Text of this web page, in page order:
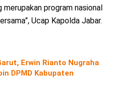
merupakan program nasional
Ucap Kapolda Jabar.
Erwin Rianto Nugraha
DPMD Kabupaten